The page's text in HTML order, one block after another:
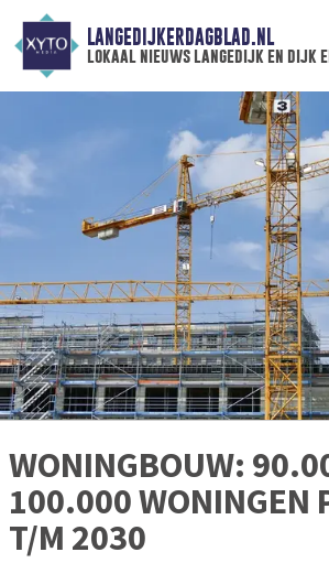
LANGEDIJKERDAGBLAD.NL
lokaal nieuws langedijk en dijk
WONINGBOUW:
100.000 WONINGEN
T/M 2030